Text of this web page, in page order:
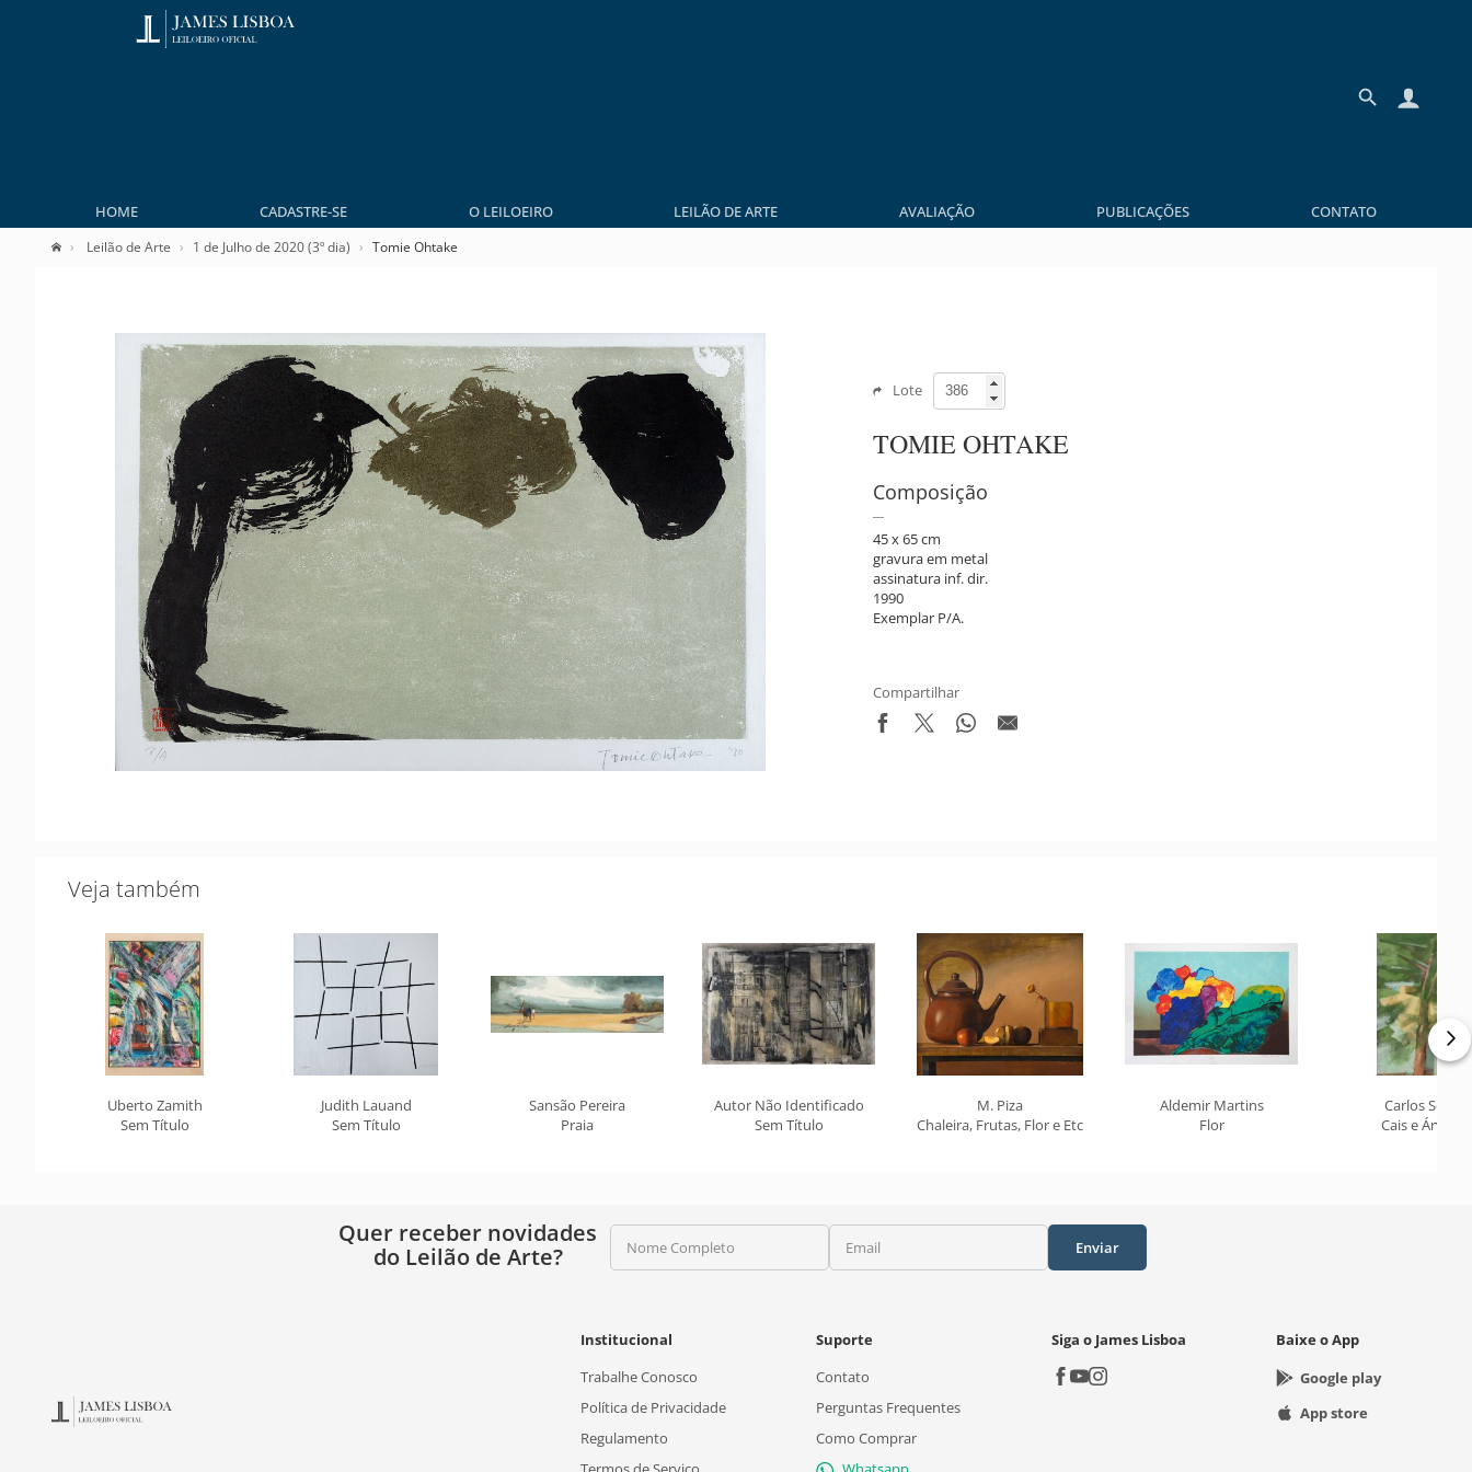
HOME CADASTRE-SE O LEILOEIRO LEILÃO DE ARTE AVALIAÇÃO PUBLICAÇÕES CONTATO
Leilão de Arte 1 de Julho de 2020 (3º dia) Tomie Ohtake
Lote
TOMIE OHTAKE
Composição
45 x 65 cm
gravura em metal
assinatura inf. dir.
1990
Exemplar P/A.
Compartilhar
Veja também
Uberto Zamith
Sem Título
Judith Lauand
Sem Título
Sansão Pereira
Praia
Autor Não Identificado
Sem Título
M. Piza
Chaleira, Frutas, Flor e Etc
Aldemir Martins
Flor
Carlos Scliar
Cais e Árvore
Quer receber novidades
do Leilão de Arte?
Nome Completo Email Enviar
Institucional
Trabalhe Conosco
Política de Privacidade
Regulamento
Suporte
Contato
Perguntas Frequentes
Como Comprar
Siga o James Lisboa
Baixe o App
Google play
App store